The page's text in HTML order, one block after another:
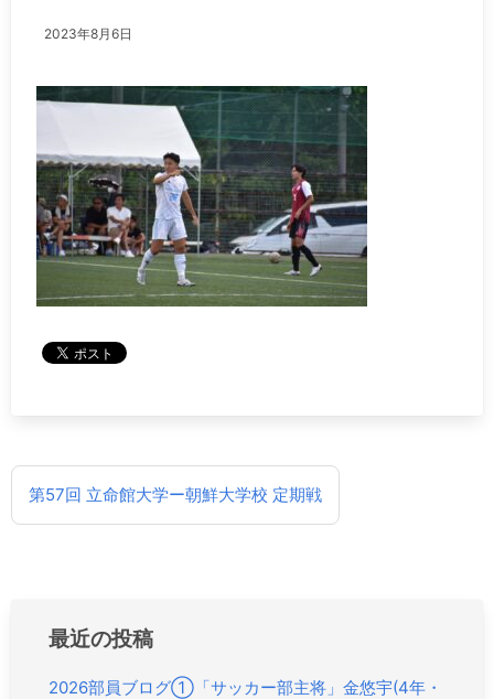
2023年8月6日
投
ナ
第57回 立命館大学ー朝鮮大学校 定期戦
最近の投稿
2026部員ブログ①「サッカー部主将」金悠宇(4年・